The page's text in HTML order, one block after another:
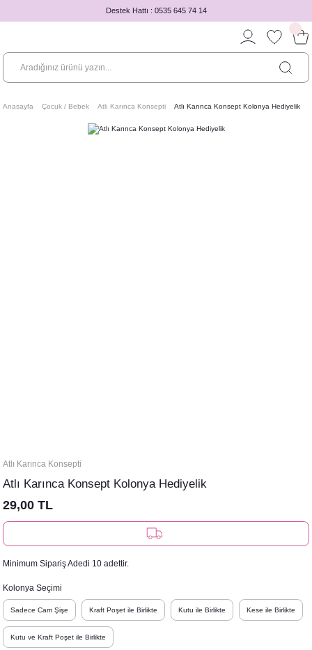
Destek Hattı : 0535 645 74 14
Anasayfa Çocuk / Bebek Atlı Karınca Konsepti Atlı Karınca Konsept Kolonya Hediyelik
Atlı Karınca Konsepti
Atlı Karınca Konsept Kolonya Hediyelik
29,00 TL
Minimum Sipariş Adedi 10 adettir.
Kolonya Seçimi
Sadece Cam Şişe Kraft Poşet ile Birlikte Kutu ile Birlikte Kese ile Birlikte
Kutu ve Kraft Poşet ile Birlikte